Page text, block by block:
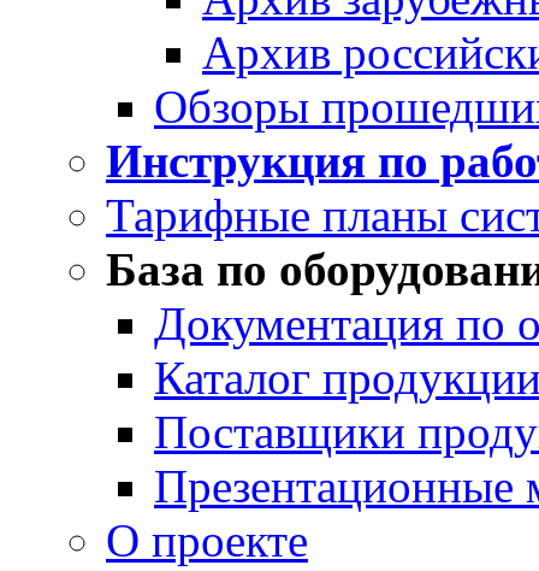
Архив
Обзоры
Инструкция по
Тарифные планы
База по
Документация по
Каталог
Поставщики
Презентационные
О проекте